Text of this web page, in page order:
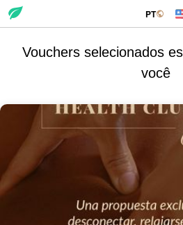
PT
Vouchers selecionados
você